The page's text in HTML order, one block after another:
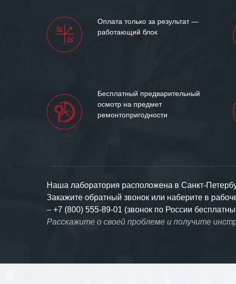
Оплата только за результат —
работающий блок
Бесплатный предварительный
осмотр на предмет
ремонтопригодности
Наша лаборатория расположена в Санкт-
Закажите обратный звонок или наберите в
– +7 (800) 555-89-01 (звонок по России
Расскажите о своей проблеме и получите